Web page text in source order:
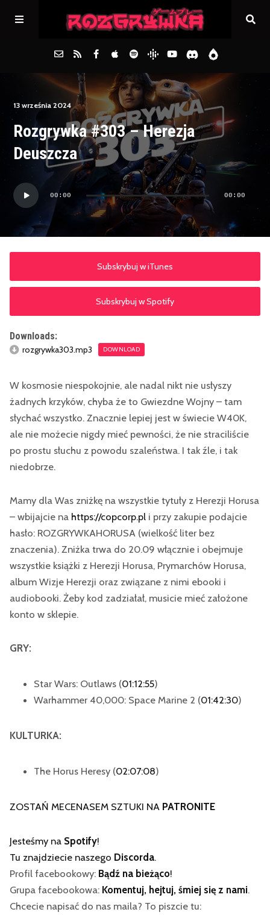
Główna
Archiwum
Kontakt
13 września 2024
Rozgrywka #303 – Herezja
Deuszcza
Odtwarzacz
plików
dźwiękowych
00:00 00:00
Subskrybuj w iTunes
Subskrybuj w Spotify
Downloads:
rozgrywka303.mp3 DOWNLOAD
W kosmosie niespokojnie, ale nadal nikt nie usłyszy
żadnych krzyków, chyba że to Gwiezdne Wojny – tam
słychać wszystko. Znacznie lepiej jest w świecie W40K,
ale nie możecie nigdy mieć pewności, że nie straciliście
po prostu słuchu z powodu szaleństwa. I tak źle, i tak
niedobrze.
Mamy dla Was zniżkę na wszystkie tytuły z Herezji Horusa
– wbijajcie na https://copcorp.pl i przy zakupie podajcie
hasło: ROZGRYWKAHORUSA (wielkość liter bez
znaczenia). Zniżka trwa do 20.09 włącznie i obejmuje
wszystkie książki z Herezji Horusa, Prymarchów Horusa,
album Wizje Herezji oraz związane z nimi ebooki i
audiobooki. Żeby kod zadziałał, musicie mieć założone
konto w sklepie.
GRY:
Star Wars: Outlaws (01:12:55)
Warhammer 40,000: Space Marine 2 (01:42:30)
KULTURKA:
The Horus Heresy (02:07:08)
ZOSTAŃ MECENASEM SZTUKI NA PATRONITE
Jesteśmy na Spotify!
Tu znajdziecie naszego Discorda.
Profil facebookowy: Bądź na bieżąco!
Grupa facebookowa: Komentuj, hejtuj, śmiej się z nami.
Chcecie napisać do nas maila? To piszcie tu: